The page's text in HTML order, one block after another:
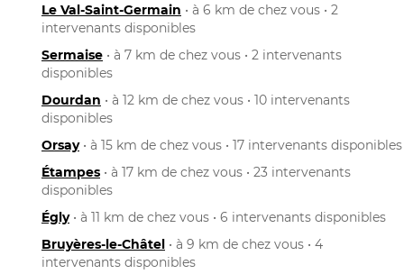
Le Val-Saint-Germain • à 6 km de chez vous • 2
intervenants disponibles
Sermaise • à 7 km de chez vous • 2 intervenants
disponibles
Dourdan • à 12 km de chez vous • 10 intervenants
disponibles
Orsay• à 15 km de chez vous • 17 intervenants disponibles
Étampes • à 17 km de chez vous • 23 intervenants
disponibles
Égly• à 11 km de chez vous • 6 intervenants disponibles
Bruyères-le-Châtel • à 9 km de chez vous • 4
intervenants disponibles